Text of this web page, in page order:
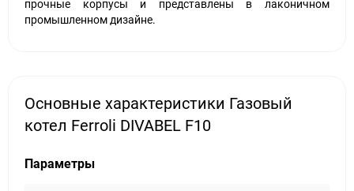
прочные корпусы и представлены в лаконичном
промышленном дизайне.
Основные характеристики Газовый
котел Ferroli DIVABEL F10
Параметры